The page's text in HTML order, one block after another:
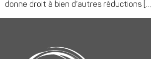
donne droit à bien d’autres réductions […]